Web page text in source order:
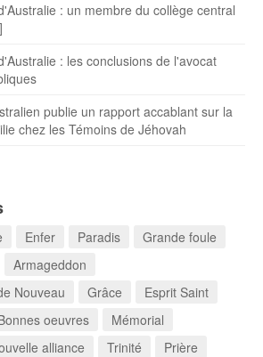
: un membre du collège central
: les conclusions de l'avocat
publie un rapport accablant sur la
chez les Témoins de Jéhovah
Enfer Paradis
Grande foule
Armageddon
Nouveau
Grâce
Esprit Saint
oeuvres
Mémorial
alliance Trinité
Prière